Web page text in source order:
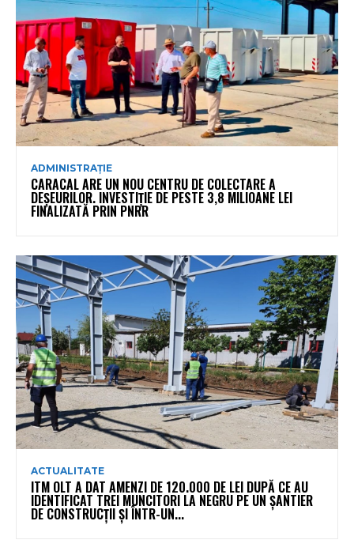
ADMINISTRAȚIE
CARACAL ARE UN NOU CENTRU DE COLECTARE A
DEȘEURILOR. INVESTIȚIE DE PESTE 3,8 MILIOANE LEI
FINALIZATĂ PRIN PNRR
ACTUALITATE
ITM OLT A DAT AMENZI DE 120.000 DE LEI DUPĂ CE AU
IDENTIFICAT TREI MUNCITORI LA NEGRU PE UN ȘANTIER
DE CONSTRUCȚII ȘI ÎNTR-UN...